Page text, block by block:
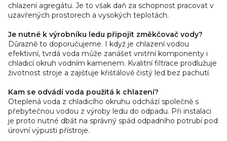
chlazení agregátu. Je to však daň za schopnost pracovat v
uzavřených prostorech a vysokých teplotách.
Je nutné k výrobníku ledu připojit změkčovač vody?
Důrazně to doporučujeme. I když je chlazení vodou
efektivní, tvrdá voda může zanášet vnitřní komponenty i
chladicí okruh vodním kamenem. Kvalitní filtrace prodlužuje
životnost stroje a zajišťuje křišťálově čistý led bez pachutí.
Kam se odvádí voda použitá k chlazení?
Oteplená voda z chladicího okruhu odchází společně s
přebytečnou vodou z výroby ledu do odpadu. Při instalaci
je proto nutné dbát na správný spád odpadního potrubí pod
úrovní výpusti přístroje.